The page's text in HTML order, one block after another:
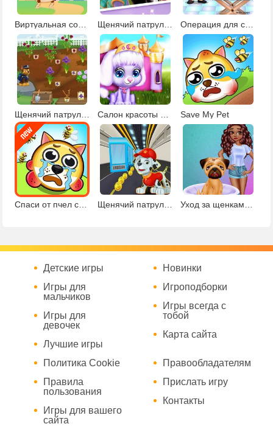
Виртуальная собака Щенячий патруль фотосессия Операция для собаки
Щенячий патруль Операция спасение сада Save My Pet
Спаси от пчел собаку Щенячий патруль: Сабвей Серф
Детские игры
Игры для
мальчиков
Игры для
девочек
Лучшие игры
Новинки
Игроподборки
Игры всегда с
тобой
Карта сайта
Политика Cookie
Правила
пользования
Игры для вашего
сайта
Правообладателям
Прислать игру
Контакты